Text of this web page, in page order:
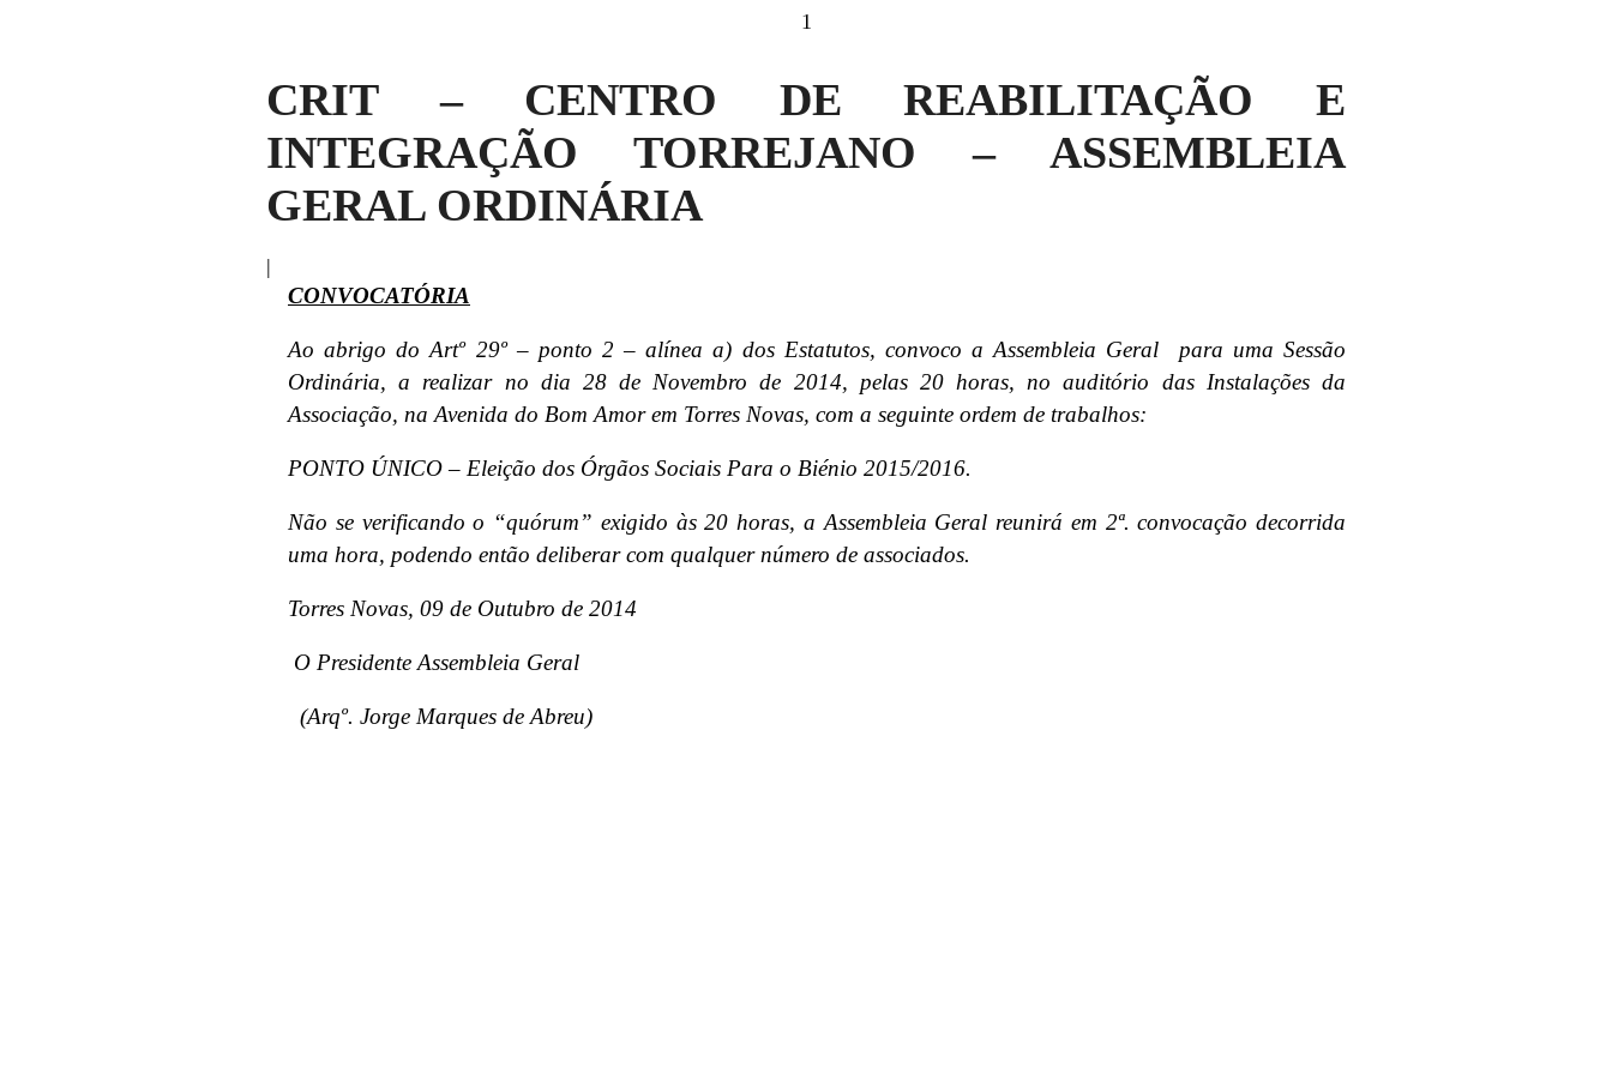
1
CRIT – CENTRO DE REABILITAÇÃO E
INTEGRAÇÃO TORREJANO – ASSEMBLEIA
GERAL ORDINÁRIA
|
CONVOCATÓRIA
Ao abrigo do Artº 29º – ponto 2 – alínea a) dos Estatutos, convoco a Assembleia Geral para uma Sessão
Ordinária, a realizar no dia 28 de Novembro de 2014, pelas 20 horas, no auditório das Instalações da
Associação, na Avenida do Bom Amor em Torres Novas, com a seguinte ordem de trabalhos:
PONTO ÚNICO – Eleição dos Órgãos Sociais Para o Biénio 2015/2016.
Não se verificando o “quórum” exigido às 20 horas, a Assembleia Geral reunirá em 2ª. convocação decorrida
uma hora, podendo então deliberar com qualquer número de associados.
Torres Novas, 09 de Outubro de 2014
O Presidente Assembleia Geral
(Arqº. Jorge Marques de Abreu)